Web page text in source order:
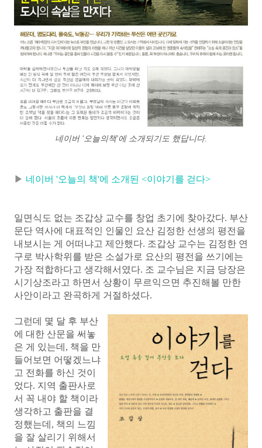
네이버 '오늘의책'에 소개되기도 했답니다.
▶ 네이버 '오늘의 책'에 소개된 <이야기를 걷다>
일면식도 없는 조갑상 교수를 창업 초기에 찾아갔다. 부산
문단 역사에 대표적인 인물인 요산 김정한 선생의 평전을
내보시는 게 어떠냐고 제안했다. 조갑상 교수는 김정한 연
구로 박사학위를 받은 소설가로 요산의 평전을 쓰기에는
가장 적합하다고 생각해서였다. 조 교수님은 지금 당장은
시기상조라고 하면서 상황이 무르익으면 추진해볼 만한
사안이라고 완곡하게 거절하셨다.
그런데 몇 달 후 부산
에 대한 산문을 써놓
은 게 있는데, 책을 만
들어보면 어떻겠느냐
고 전화를 하신 것이
었다. 지역 출판사로
서 꼭 내야 할 책이라
생각하고 출판을 결
정했는데, 책의 느낌
을 잘 살리기 위해서